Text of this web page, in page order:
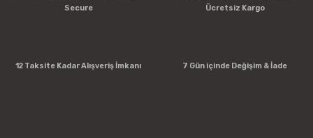
Secure
Ücretsiz Kargo
12 Taksite Kadar Alışveriş İmkanı 7 Gün içinde Değişim & İade